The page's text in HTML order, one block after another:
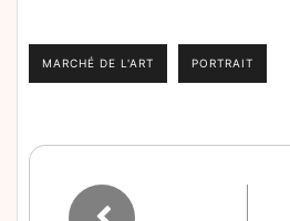
MARCHÉ DE L'ART PORTRAIT